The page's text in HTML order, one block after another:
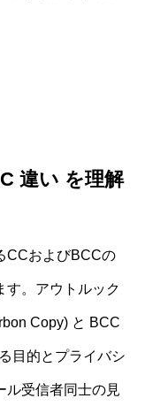
違い を理解
CCおよびBCCの
す。アウトルック
Copy) と BCC
目的とプライバシ
ル受信者同士の見